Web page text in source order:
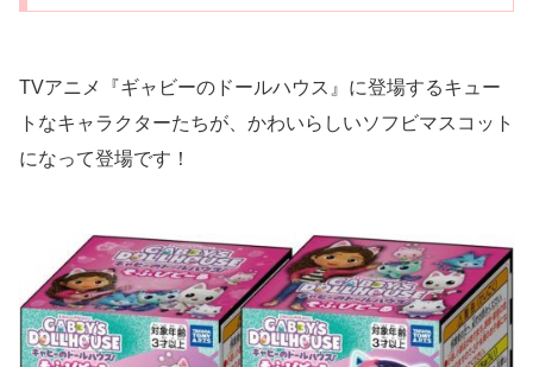
TVアニメ『ギャビーのドールハウス』に登場するキュー
トなキャラクターたちが、かわいらしいソフビマスコット
になって登場です！